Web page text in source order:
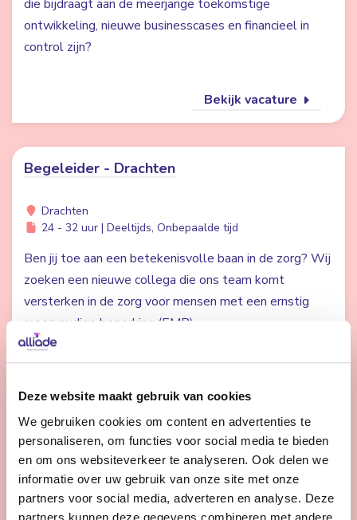
Deze website maakt gebruik van cookies
We gebruiken cookies om content en advertenties te
personaliseren, om functies voor social media te bieden
en om ons websiteverkeer te analyseren. Ook delen we
informatie over uw gebruik van onze site met onze
partners voor social media, adverteren en analyse. Deze
partners kunnen deze gegevens combineren met andere
die bijdraagt aan de meerjarige toekomstige
ontwikkeling, nieuwe businesscases en financieel in
control zijn?
Bekijk vacature
Begeleider - Drachten
Drachten
24 - 32 uur | Deeltijds, Onbepaalde tijd
Ben jij toe aan een betekenisvolle baan in de zorg? Wij
zoeken een nieuwe collega die ons team komt
versterken in de zorg voor mensen met een ernstig
meervoudige beperking (EMB).
Begeleider complexe zorg - Stiens
Stiens
24 - 32 uur | Deeltijds, Onbepaalde tijd